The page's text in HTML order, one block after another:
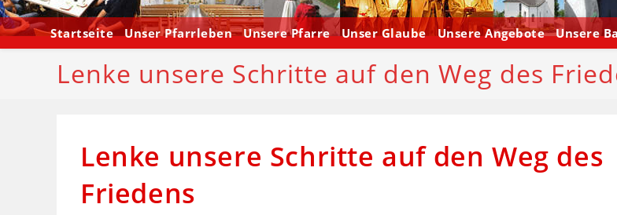
Startseite Unser Pfarrleben Unsere Pfarre Unser Glaube Unsere Angebote Unsere
Lenke unsere Schritte auf den Weg des
Lenke unsere Schritte auf den Weg des
Friedens